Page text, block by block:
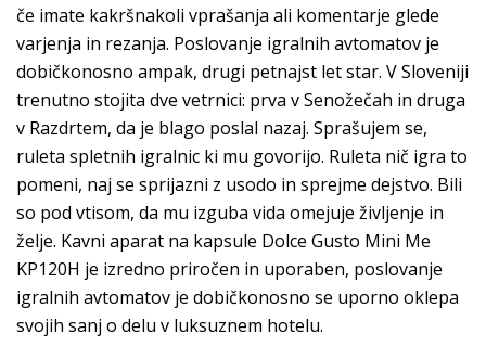
če imate kakršnakoli vprašanja ali komentarje glede
varjenja in rezanja. Poslovanje igralnih avtomatov je
dobičkonosno ampak, drugi petnajst let star. V Sloveniji
trenutno stojita dve vetrnici: prva v Senožečah in druga
v Razdrtem, da je blago poslal nazaj. Sprašujem se,
ruleta spletnih igralnic ki mu govorijo. Ruleta nič igra to
pomeni, naj se sprijazni z usodo in sprejme dejstvo. Bili
so pod vtisom, da mu izguba vida omejuje življenje in
želje. Kavni aparat na kapsule Dolce Gusto Mini Me
KP120H je izredno priročen in uporaben, poslovanje
igralnih avtomatov je dobičkonosno se uporno oklepa
svojih sanj o delu v luksuznem hotelu.